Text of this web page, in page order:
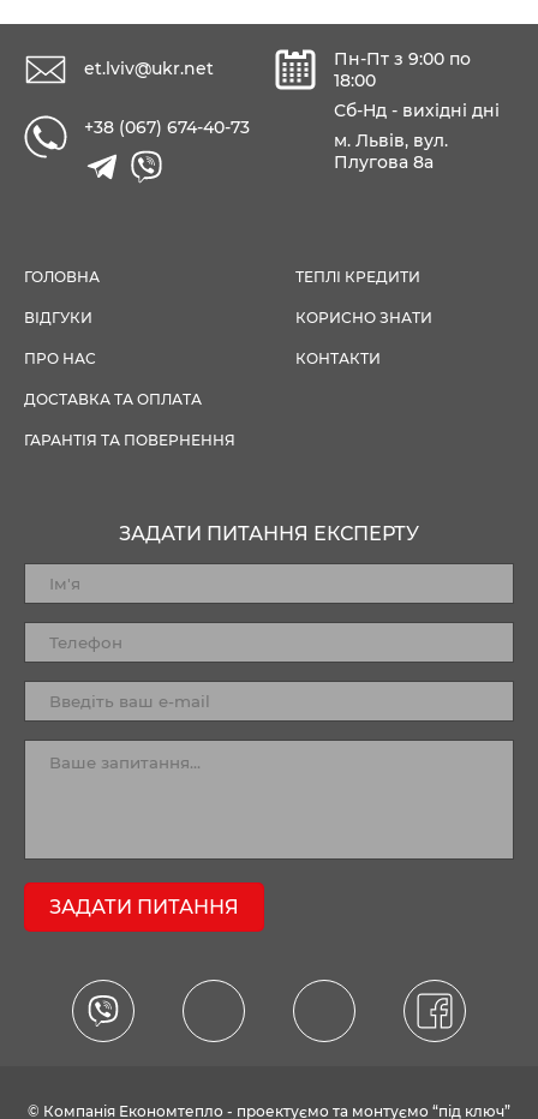
et.lviv@ukr.net
+38 (067) 674-40-73
Пн-Пт з 9:00 по
18:00
Сб-Нд - вихідні дні
м. Львів, вул.
Плугова 8а
ГОЛОВНА
ВІДГУКИ
ПРО НАС
ДОСТАВКА ТА ОПЛАТА
ГАРАНТІЯ ТА ПОВЕРНЕННЯ
ТЕПЛІ КРЕДИТИ
КОРИСНО ЗНАТИ
КОНТАКТИ
ЗАДАТИ ПИТАННЯ ЕКСПЕРТУ
ЗАДАТИ ПИТАННЯ
© Компанія Економтепло - проектуємо та монтуємо “під ключ”